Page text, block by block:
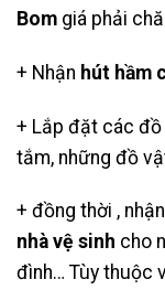
Bom giá phải
+ Nhận hút hầm
+ Lắp đặt các đồ
tắm, những đồ
+ đồng thời ,
nhà vệ sinh cho
đình… Tùy thuộc